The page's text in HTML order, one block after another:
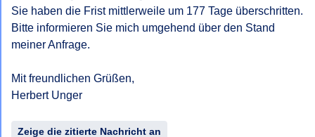
Gefahrenlage in Ihrem Bundesland (seit Okt 2023
Terrorwarnstufe „hoch“ durch ihr Landesamt für
Verfassungsschutz und Terrorismusbekämpfung informiert?
Laut Terrorexperten Dr. Stockhammer herrscht Streit unter
den politischen Parteien, wie weit Überwachung der
Sie haben die Frist mittlerweile um 177 Tage überschritten.
Bitte informieren Sie mich umgehend über den Stand
meiner Anfrage.
Mit freundlichen Grüßen,
Herbert Unger
Zeige die zitierte Nachricht an